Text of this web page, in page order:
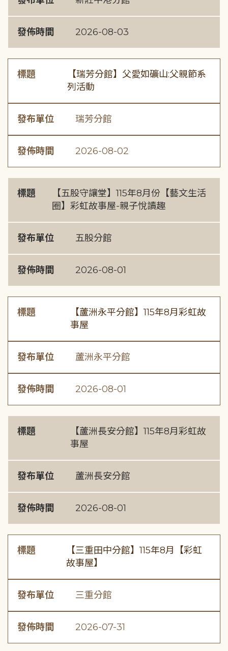
發佈時間 2026-08-03
標題
【瑞芳分館】父愛如礦山:父親節系
列活動
發布單位 瑞芳分館
發佈時間 2026-08-02
標題
【五股守讓堂】115年8月份【藝文生活
圈】彩虹故事屋-親子悅讀趣
發布單位 五股分館
發佈時間 2026-08-01
標題
【蘆洲永平分館】115年8月彩虹故
事屋
發布單位 蘆洲永平分館
發佈時間 2026-08-01
標題
【蘆洲長安分館】115年8月彩虹故
事屋
發布單位 蘆洲長安分館
發佈時間 2026-08-01
標題
【三重田中分館】115年8月【彩虹
故事屋】
發布單位 三重分館
發佈時間 2026-07-31